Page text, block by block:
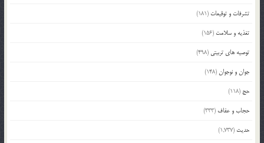
تشرفات و توقیعات (181)
تغذیه و سلامت (156)
توصیه های تربیتی (498)
جوان و نوجوان (148)
حج (118)
حجاب و عفاف (333)
حدیث (1,737)